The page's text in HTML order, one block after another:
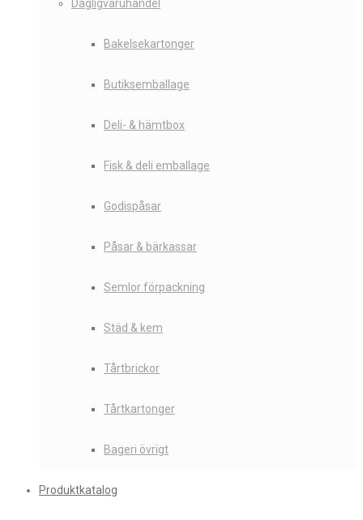
Dagligvaruhandel
Bakelsekartonger
Butiksemballage
Deli- & hämtbox
Fisk & deli emballage
Godispåsar
Påsar & bärkassar
Semlor förpackning
Städ & kem
Tårtbrickor
Tårtkartonger
Bageri övrigt
Produktkatalog